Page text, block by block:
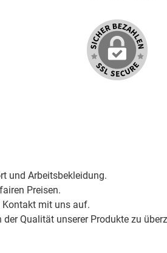
und Arbeitsbekleidung.
Preisen.
Kontakt mit uns auf.
Qualität unserer Produkte zu